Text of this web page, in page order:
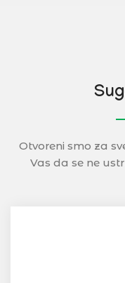
Otvoreni smo za
Vas da se ne